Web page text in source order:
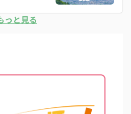
っと見る